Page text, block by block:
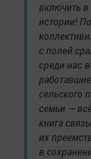
включить в
истории!
с полей
среди нас
сельского
семьи —
книга
их
в